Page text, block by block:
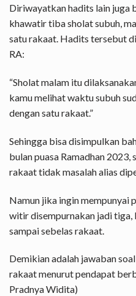
Diriwayatkan hadits lain juga
khawatir tiba sholat subuh,
satu rakaat. Hadits tersebut
RA:
“Sholat malam itu
kamu melihat waktu subuh
dengan satu rakaat.”
Sehingga bisa disimpulkan
bulan puasa Ramadhan
rakaat tidak masalah alias
Namun jika ingin mempunyai
witir disempurnakan jadi tiga,
sampai sebelas rakaat.
Demikian adalah jawaban
rakaat menurut pendapat
Pradnya Widita)